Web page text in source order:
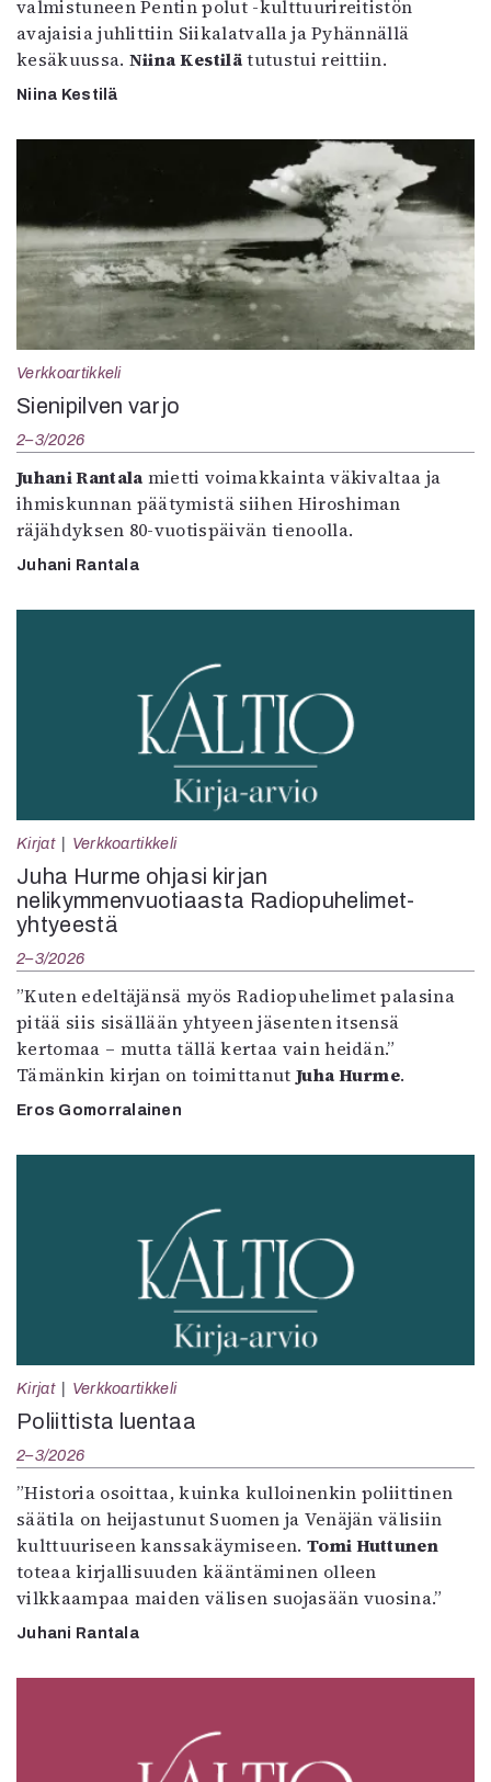
valmistuneen Pentin polut -kulttuurireitistön
avajaisia juhlittiin Siikalatvalla ja Pyhännällä
kesäkuussa. Niina Kestilätutustui reittiin.
Niina Kestilä
Verkkoartikkeli
Sienipilven varjo
2–3/2026
Juhani Rantala mietti voimakkainta väkivaltaa ja
ihmiskunnan päätymistä siihen Hiroshiman
räjähdyksen 80-vuotispäivän tienoolla.
Juhani Rantala
Kirjat Verkkoartikkeli
Juha Hurme ohjasi kirjan
nelikymmenvuotiaasta Radiopuhelimet-
yhtyeestä
2–3/2026
”Kuten edeltäjänsä myös Radiopuhelimet palasina
pitää siis sisällään yhtyeen jäsenten itsensä
kertomaa – mutta tällä kertaa vain heidän.”
Tämänkin kirjan on toimittanut Juha Hurme.
Eros Gomorralainen
Kirjat Verkkoartikkeli
Poliittista luentaa
2–3/2026
”Historia osoittaa, kuinka kulloinenkin poliittinen
säätila on heijastunut Suomen ja Venäjän välisiin
kulttuuriseen kanssakäymiseen. Tomi Huttunen
toteaa kirjallisuuden kääntäminen olleen
vilkkaampaa maiden välisen suojasään vuosina.”
Juhani Rantala